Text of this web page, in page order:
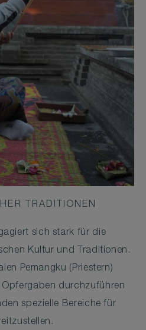
TRADITIONEN
sich stark für die
Kultur und Traditionen.
Pemangku (Priestern)
durchzuführen
spezielle Bereiche für